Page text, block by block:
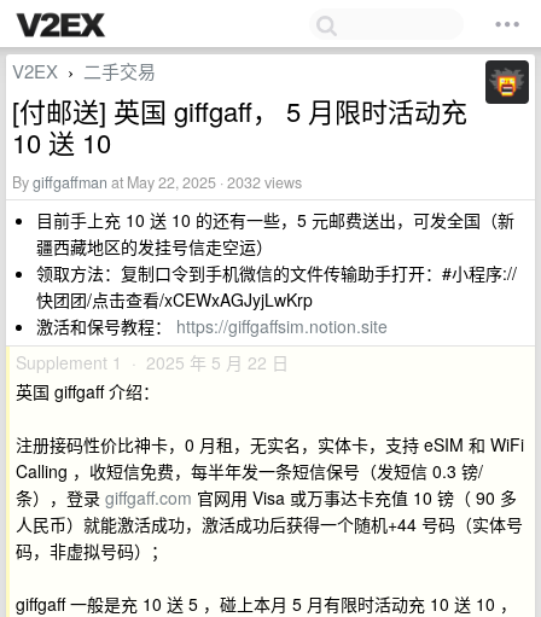
V2EX › 二手交易
[付邮送] 英国 giffgaff， 5 月限时活动充
10 送 10
Bygiffgaffman at May 22, 2025 · 2032 views
目前手上充 10 送 10 的还有一些，5 元邮费送出，可发全国（新
疆西藏地区的发挂号信走空运）
领取方法：复制口令到手机微信的文件传输助手打开：#小程序://
快团团/点击查看/xCEWxAGJyjLwKrp
激活和保号教程： https://giffgaffsim.notion.site
Supplement 1 · 2025 年 5 月 22 日
英国 giffgaff 介绍：
注册接码性价比神卡，0 月租，无实名，实体卡，支持 eSIM 和 WiFi
Calling ，收短信免费，每半年发一条短信保号（发短信 0.3 镑/
条），登录 giffgaff.com 官网用 Visa 或万事达卡充值 10 镑（ 90 多
人民币）就能激活成功，激活成功后获得一个随机+44 号码（实体号
码，非虚拟号码）；
giffgaff 一般是充 10 送 5 ，碰上本月 5 月有限时活动充 10 送 10 ，